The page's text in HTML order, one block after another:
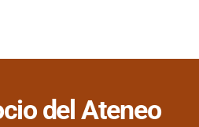
del Ateneo